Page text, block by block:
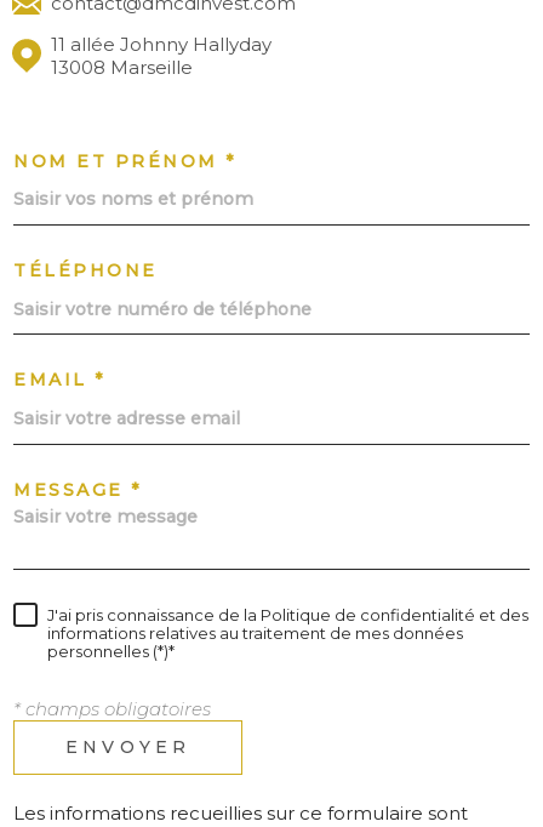
11 allée Johnny Hallyday
13008 Marseille
NOM ET PRÉNOM *
TÉLÉPHONE
EMAIL *
MESSAGE *
J'ai pris connaissance de la Politique de confidentialité et des
informations relatives au traitement de mes données
personnelles (*)*
* champs obligatoires
ENVOYER
Les informations recueillies sur ce formulaire sont